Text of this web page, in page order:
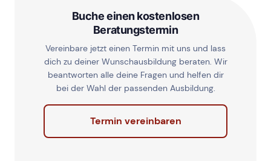
Buche einen kostenlosen
Beratungstermin
Vereinbare jetzt einen Termin mit uns und lass
dich zu deiner Wunschausbildung beraten. Wir
beantworten alle deine Fragen und helfen dir
bei der Wahl der passenden Ausbildung.
Termin vereinbaren